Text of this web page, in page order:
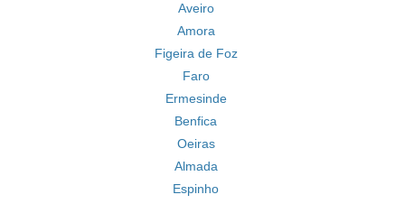
Aveiro
Amora
Figeira de Foz
Faro
Ermesinde
Benfica
Oeiras
Almada
Espinho